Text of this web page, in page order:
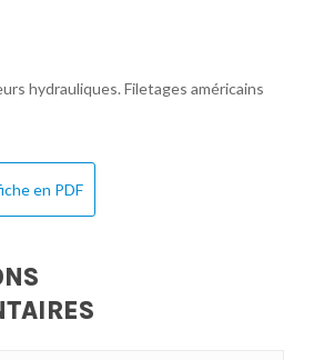
hydrauliques. Filetages américains
en PDF